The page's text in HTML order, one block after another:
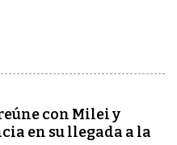
con Milei y
en su llegada a la